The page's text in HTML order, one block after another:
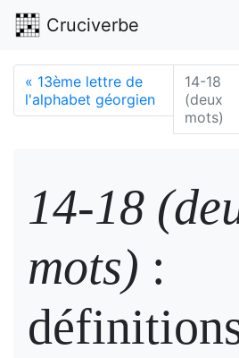
Cruciverbe
« 13ème lettre de
l'alphabet géorgien
14-18
(deux
mots)
14-18
mots) :